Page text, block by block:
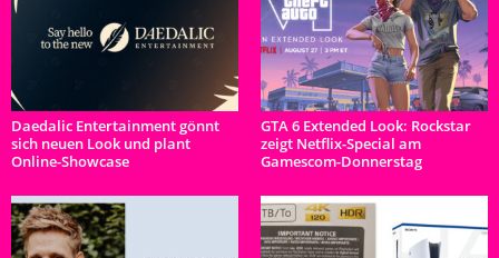
Daedalic Entertainment gönnt
sich neuen Look und plant
Online-Showcase
GTA 6 Extended Look: Rockstar
zeigt Netflix-Special am
Gamescom-Donnerstag